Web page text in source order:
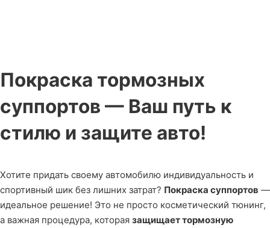
Покраска тормозных
суппортов — Ваш путь к
стилю и защите авто!
Хотите придать своему автомобилю индивидуальность и
спортивный шик без лишних затрат? Покраска суппортов —
идеальное решение! Это не просто косметический тюнинг,
а важная процедура, которая защищает тормозную